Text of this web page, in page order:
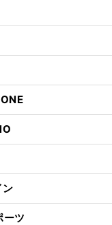
ン
ーツ